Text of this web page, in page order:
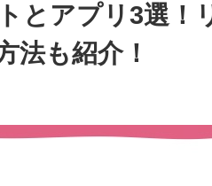
とアプリ3選！
法も紹介！